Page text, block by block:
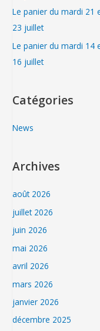
Le panier du mardi 21
23 juillet
Le panier du mardi 14
16 juillet
Catégories
News
Archives
août 2026
juillet 2026
juin 2026
mai 2026
avril 2026
mars 2026
janvier 2026
décembre 2025